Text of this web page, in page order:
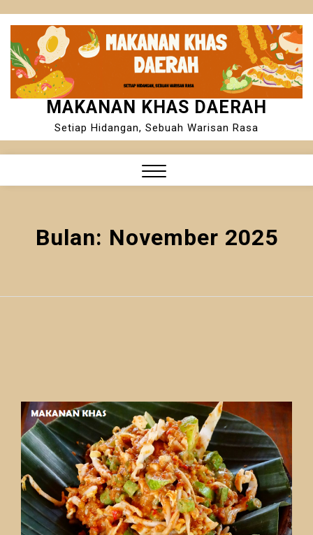
Skip
content
MAKANAN KHAS DAERAH
Setiap Hidangan, Sebuah Warisan Rasa
Bulan: November 2025